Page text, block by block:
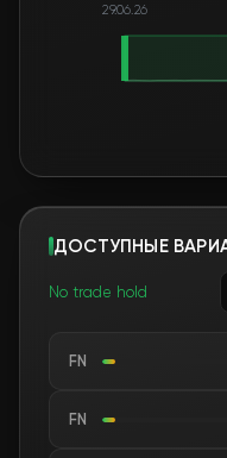
29.06.26
ДОСТУПНЫЕ
No trade hold
FN
FN